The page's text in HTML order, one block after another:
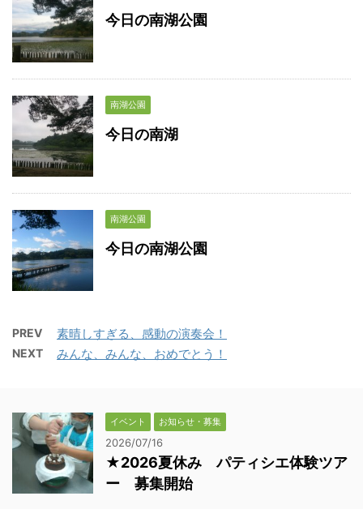
今日の南湖公園
南湖公園
今日の南湖
南湖公園
今日の南湖公園
PREV 素晴しすぎる、感動の演奏会！
NEXT みんな、みんな、おめでとう！
イベント お知らせ・募集
2026/07/16
★2026夏休み パティシエ体験ツア
ー 募集開始